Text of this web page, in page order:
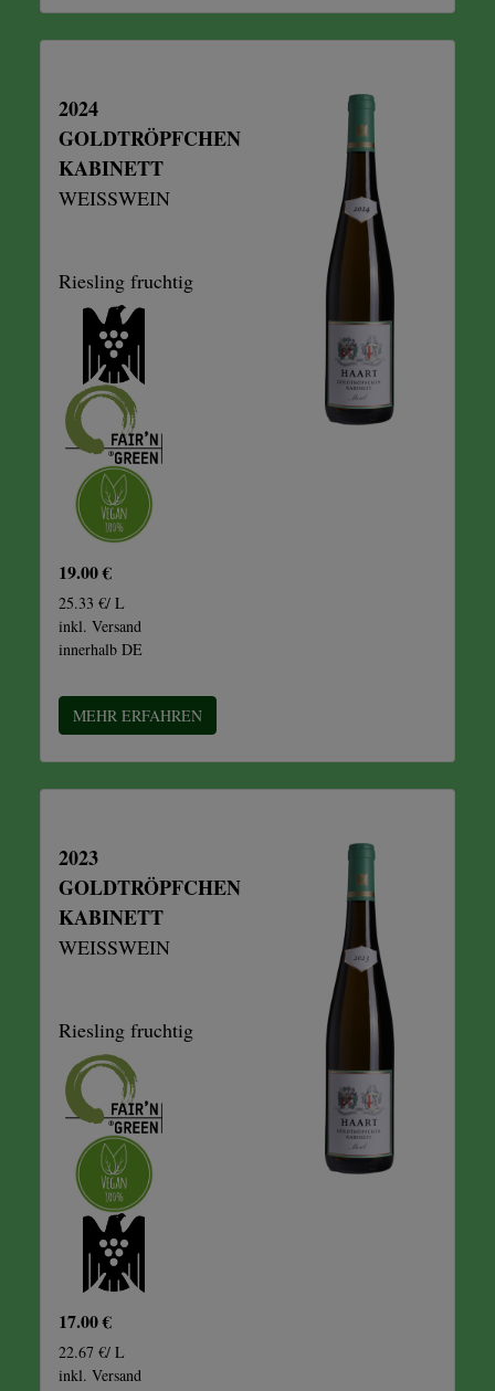
2024
GOLDTRÖPFCHEN
KABINETT
WEISSWEIN
Riesling fruchtig
19.00 €
25.33 €/ L
inkl. Versand
innerhalb DE
MEHR ERFAHREN
2023
GOLDTRÖPFCHEN
KABINETT
WEISSWEIN
Riesling fruchtig
17.00 €
22.67 €/ L
inkl. Versand